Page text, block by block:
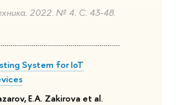
2022. № 4. С. 43-48.
System for IoT
E.A. Zakirova et al.